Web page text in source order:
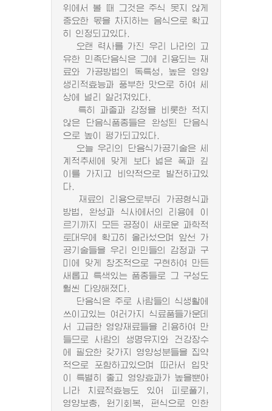
위에서 볼 때 그것은 주식 못지 않게
중요한 몫을 차지하는 음식으로 확고
히 인정되고있다.
오랜 력사를 가진 우리 나라의 고
유한 민족단음식은 그에 리용되는 재
료와 가공방법의 독특성, 높은 영양
생리적효능과 풍부한 맛으로 하여 세
상에 널리 알려져있다.
특히 과줄과 강정을 비롯한 적지
않은 단음식품종들은 완성된 단음식
으로 높이 평가되고있다.
오늘 우리의 단음식가공기술은 세
계적추세에 맞게 보다 넓은 폭과 깊
이를 가지고 비약적으로 발전하고있
다.
재료의 리용으로부터 가공형식과
방법, 완성과 식사에서의 리용에 이
르기까지 모든 공정이 새로운 과학적
토대우에 확고히 올라섰으며 앞선 가
공기술들을 우리 인민들의 감정과 구
미에 맞게 창조적으로 구현하여 만든
새롭고 특색있는 품종들로 그 구성도
훨씬 다양해졌다.
단음식은 주로 사람들의 식생활에
쓰이고있는 여러가지 식료품들가운데
서 고급한 영양재료들을 리용하여 만
들므로 사람의 생명유지와 건강장수
에 필요한 갖가지 영양성분들을 집약
적으로 포함하고있으며 따라서 입맛
이 특별히 좋고 영양효과가 높을뿐아
니라 치료적효능도 있어 피로풀기,
영양보충, 원기회복, 편식으로 인한